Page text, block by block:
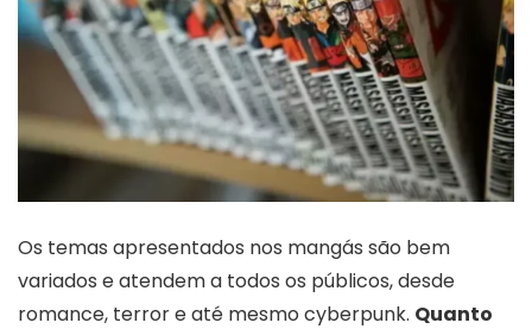
Os temas apresentados nos mangás são bem
variados e atendem a todos os públicos, desde
romance, terror e até mesmo cyberpunk. Quanto